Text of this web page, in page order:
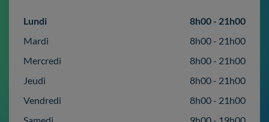
Lundi
8h00 - 21h00
Mardi
8h00 - 21h00
Mercredi
8h00 - 21h00
Jeudi
8h00 - 21h00
Vendredi
8h00 - 21h00